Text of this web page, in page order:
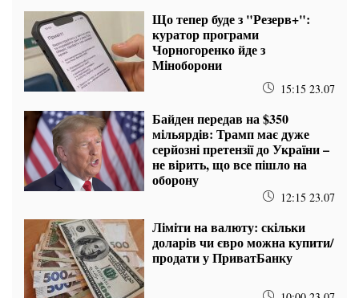
Що тепер буде з "Резерв+":
куратор програми
Чорногоренко йде з
Міноборони
15:15 23.07
Байден передав на $350
мільярдів: Трамп має дуже
серйозні претензії до України –
не вірить, що все пішло на
оборону
12:15 23.07
Ліміти на валюту: скільки
доларів чи євро можна купити/
продати у ПриватБанку